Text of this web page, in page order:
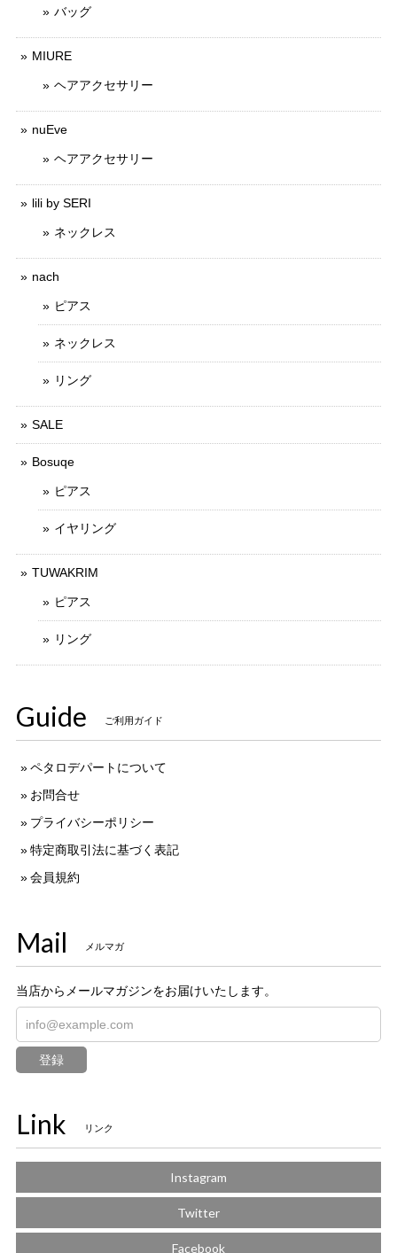
バッグ
MIURE
ヘアアクセサリー
nuEve
ヘアアクセサリー
lili by SERI
ネックレス
nach
ピアス
ネックレス
リング
SALE
Bosuqe
ピアス
イヤリング
TUWAKRIM
ピアス
リング
Guide ご利用ガイド
ペタロデパートについて
お問合せ
プライバシーポリシー
特定商取引法に基づく表記
会員規約
Mail メルマガ
当店からメールマガジンをお届けいたします。
登録
Link リンク
Instagram
Twitter
Facebook